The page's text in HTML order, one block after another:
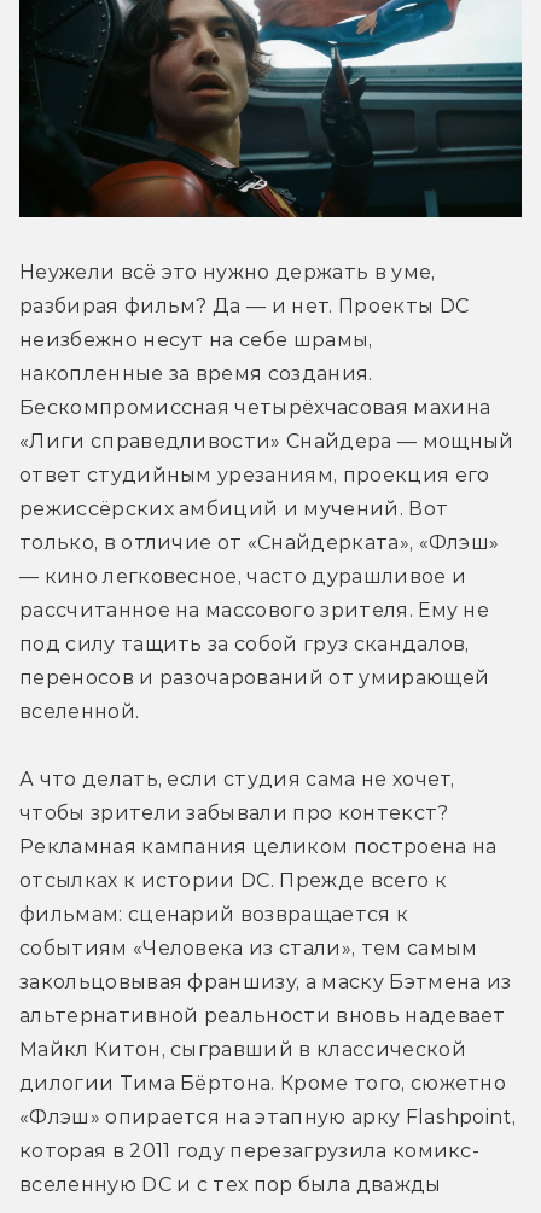
Неужели всё это нужно держать в уме,
разбирая фильм? Да — и нет. Проекты DC
неизбежно несут на себе шрамы,
накопленные за время создания.
Бескомпромиссная четырёхчасовая махина
«Лиги справедливости» Снайдера — мощный
ответ студийным урезаниям, проекция его
режиссёрских амбиций и мучений. Вот
только, в отличие от «Снайдерката», «Флэш»
— кино легковесное, часто дурашливое и
рассчитанное на массового зрителя. Ему не
под силу тащить за собой груз скандалов,
переносов и разочарований от умирающей
вселенной.
А что делать, если студия сама не хочет,
чтобы зрители забывали про контекст?
Рекламная кампания целиком построена на
отсылках к истории DC. Прежде всего к
фильмам: сценарий возвращается к
событиям «Человека из стали», тем самым
закольцовывая франшизу, а маску Бэтмена из
альтернативной реальности вновь надевает
Майкл Китон, сыгравший в классической
дилогии Тима Бёртона. Кроме того, сюжетно
«Флэш» опирается на этапную арку Flashpoint,
которая в 2011 году перезагрузила комикс-
вселенную DC и с тех пор была дважды